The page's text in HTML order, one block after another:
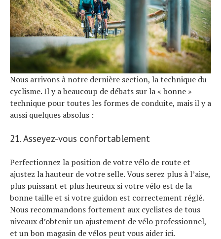
Nous arrivons à notre dernière section, la technique du
cyclisme. Il y a beaucoup de débats sur la « bonne »
technique pour toutes les formes de conduite, mais il y a
aussi quelques absolus :
21. Asseyez-vous confortablement
Perfectionnez la position de votre vélo de route et
ajustez la hauteur de votre selle. Vous serez plus à l’aise,
plus puissant et plus heureux si votre vélo est de la
bonne taille et si votre guidon est correctement réglé.
Nous recommandons fortement aux cyclistes de tous
niveaux d’obtenir un ajustement de vélo professionnel,
et un bon magasin de vélos peut vous aider ici.